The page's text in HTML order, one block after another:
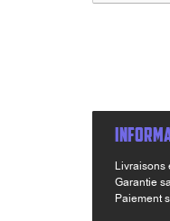
Livraisons
Garantie
Paiement